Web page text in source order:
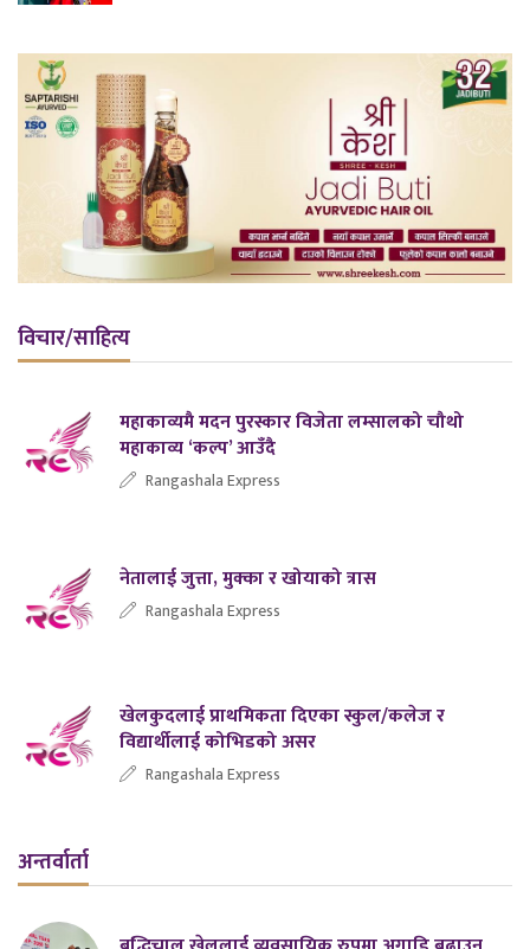
विचार/साहित्य
महाकाव्यमै मदन पुरस्कार विजेता लम्सालको चौथो
महाकाव्य ‘कल्प’ आउँदै
Rangashala Express
नेतालाई जुत्ता, मुक्का र खोयाको त्रास
Rangashala Express
खेलकुदलाई प्राथमिकता दिएका स्कुल/कलेज र
विद्यार्थीलाई कोभिडको असर
Rangashala Express
अन्तर्वार्ता